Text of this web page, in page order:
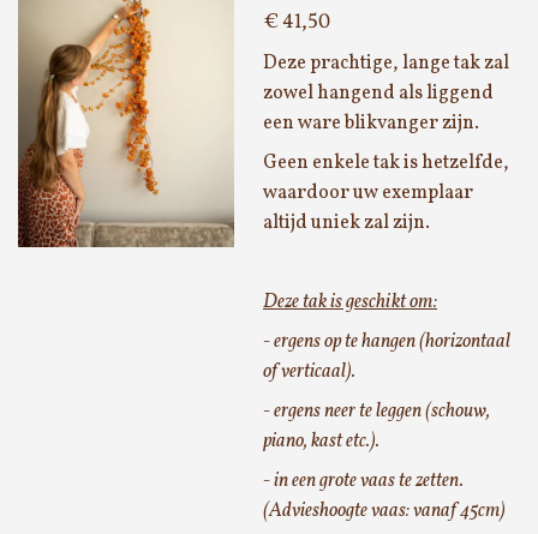
€ 41,50
Deze prachtige, lange tak zal
zowel hangend als liggend
een ware blikvanger zijn.
Geen enkele tak is hetzelfde,
waardoor uw exemplaar
altijd uniek zal zijn.
Deze tak is geschikt om:
- ergens op te hangen (horizontaal
of verticaal).
- ergens neer te leggen (schouw,
piano, kast etc.).
- in een grote vaas te zetten.
(Advieshoogte vaas: vanaf 45cm)